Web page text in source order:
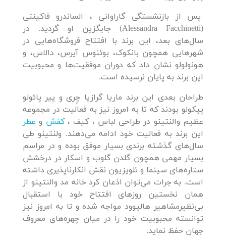
پس از بازنشستگی گاراوانی ، الساندرو فاکینتی
(Alessandra Facchinetti) جایگزین او گردید. در
سال‌های بعد، این برند با افتتاح فروشگاه‌هایی در
شهرهایی همچون بانکوک، بوئنوس آیرس، دالاس، و
هونولولو نشان داد که دوران موفقیت‌ها و محبوبیت
این برند به پایان نرسیده است.
طراحان بعدی این برند ماریا گرازیا چِری و پیر پائولو
پیکولو بودند که تا به امروز نیز به فعالیت در مجموعه
عظیم والنتینو در طراحی لباس ، کیف ،کفش و عطر
این برند به فعالیت خود ادامه می‌دهند. ولنتینو طی
سال‌های گذشته برندی بسیار موفق بوده و در مراسم‌
بسیار مهمی همچون گلدن گلوب و اسکار در درخشش
ستاره‌های سینما و تلویزیون نقش انکارناپذیری داشته
است. به جرات می‌توان اذعان کرد خانه مد والنتینو از
همان نخستین روزهای افتتاح خود با استقبال
بی‌نظیرمشاهیر هالیوود مواجه شده و تا به امروز نیز
توانسته محبوبیت خود را در میان چهره‌های معروف
جهان حفظ نماید.